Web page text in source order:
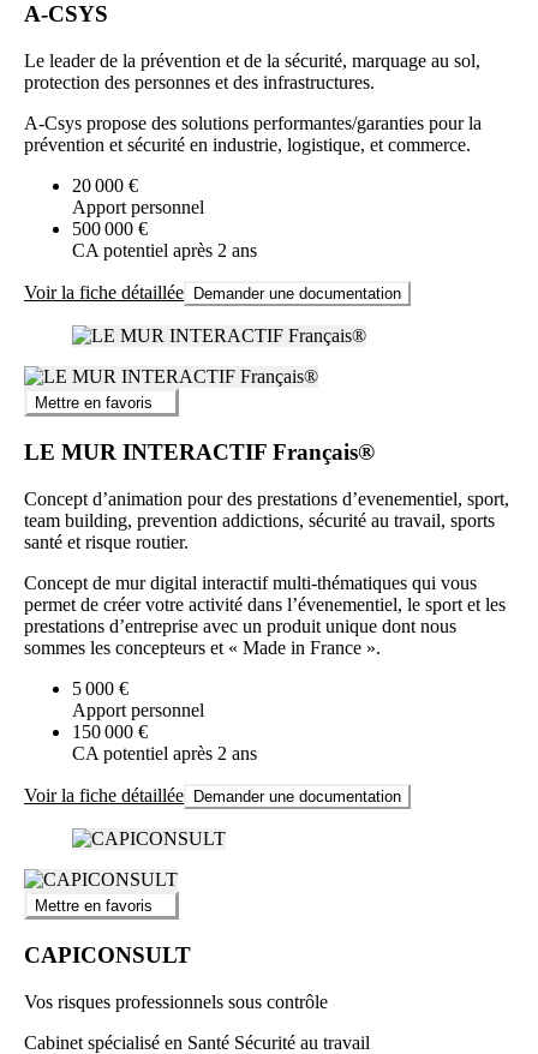
A-CSYS
Le leader de la prévention et de la sécurité, marquage au sol,
protection des personnes et des infrastructures.
A-Csys propose des solutions performantes/garanties pour la
prévention et sécurité en industrie, logistique, et commerce.
20 000 €
Apport personnel
500 000 €
CA potentiel après 2 ans
Voir la fiche détaillée Demander une documentation
Mettre en favoris
LE MUR INTERACTIF Français®
Concept d’animation pour des prestations d’evenementiel, sport,
team building, prevention addictions, sécurité au travail, sports
santé et risque routier.
Concept de mur digital interactif multi-thématiques qui vous
permet de créer votre activité dans l’évenementiel, le sport et les
prestations d’entreprise avec un produit unique dont nous
sommes les concepteurs et « Made in France ».
5 000 €
Apport personnel
150 000 €
CA potentiel après 2 ans
Voir la fiche détaillée Demander une documentation
Mettre en favoris
CAPICONSULT
Vos risques professionnels sous contrôle
Cabinet spécialisé en Santé Sécurité au travail